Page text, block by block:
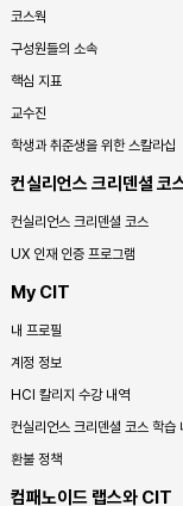
코스웍
구성원들의 소속
핵심 지표
교수진
학생과 취준생을 위한 스칼라십
컨실리언스 크리덴셜 코
컨실리언스 크리덴셜 코스
UX 인재 인증 프로그램
My CIT
내 프로필
계정 정보
HCI 칼리지 수강 내역
컨실리언스 크리덴셜 코스 학습
환불 정책
컴패노이드 랩스와 CIT